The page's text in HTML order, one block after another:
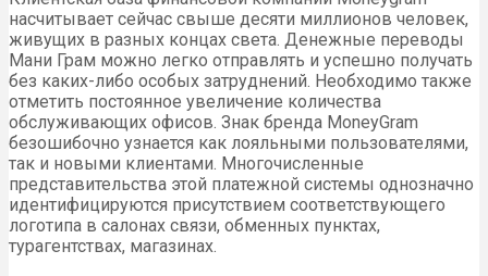
насчитывает сейчас свыше десяти миллионов человек,
живущих в разных концах света. Денежные переводы
Мани Грам можно легко отправлять и успешно получать
без каких-либо особых затруднений. Необходимо также
отметить постоянное увеличение количества
обслуживающих офисов. Знак бренда MoneyGram
безошибочно узнается как лояльными пользователями,
так и новыми клиентами. Многочисленные
представительства этой платежной системы однозначно
идентифицируются присутствием соответствующего
логотипа в салонах связи, обменных пунктах,
турагентствах, магазинах.